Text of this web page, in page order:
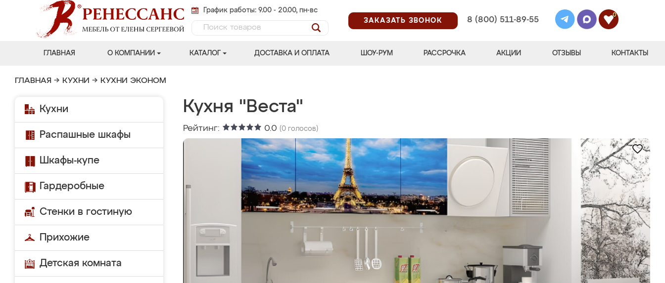
График работы: 9.00 - 20.00, пн-вс
ЗАКАЗАТЬ ЗВОНОК
8 (800) 511-89-55
0
ГЛАВНАЯ О КОМПАНИИ КАТАЛОГ ДОСТАВКА И ОПЛАТА ШОУ-РУМ РАССРОЧКА АКЦИИ ОТЗЫВЫ КОНТАКТЫ
ГЛАВНАЯ → КУХНИ → КУХНИ ЭКОНОМ
Кухни
Распашные шкафы
Шкафы-купе
Гардеробные
Стенки в гостиную
Прихожие
Детская комната
Кухня "Веста"
Рейтинг: 0.0 (0 голосов)